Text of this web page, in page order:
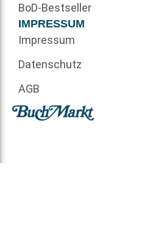
BoD-Bestseller
IMPRESSUM
Impressum
Datenschutz
AGB